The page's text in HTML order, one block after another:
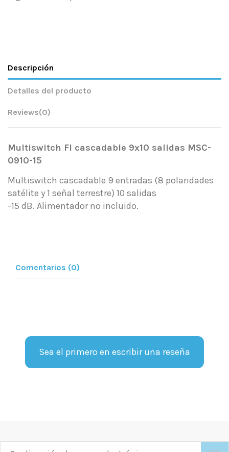
Descripción
Detalles del producto
Reviews(0)
Multiswitch FI cascadable 9x10 salidas MSC-
0910-15
Multiswitch cascadable 9 entradas (8 polaridades
satélite y 1 señal terrestre) 10 salidas
-15 dB. Alimentador no incluido.
Comentarios (0)
Sea el primero en escribir una reseña